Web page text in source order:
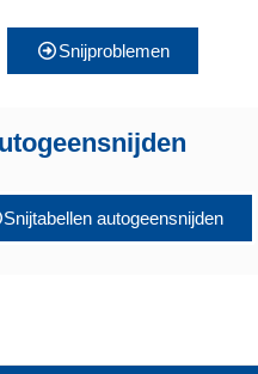
Snijproblemen
Snijtabellen autogeensnijden